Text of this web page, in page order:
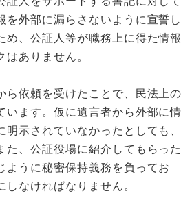
を外部に漏らさないように宣誓し
め、公証人等が職務上に得た情報
はありません。
ら依頼を受けたことで、民法上の
います。仮に遺言者から外部に情
示されていなかったとしても、
た、公証役場に紹介してもらった
ように秘密保持義務を負ってお
しなければなりません。